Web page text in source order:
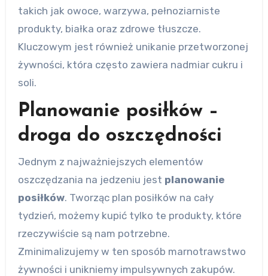
takich jak owoce, warzywa, pełnoziarniste
produkty, białka oraz zdrowe tłuszcze.
Kluczowym jest również unikanie przetworzonej
żywności, która często zawiera nadmiar cukru i
soli.
Planowanie posiłków –
droga do oszczędności
Jednym z najważniejszych elementów
oszczędzania na jedzeniu jest planowanie
posiłków. Tworząc plan posiłków na cały
tydzień, możemy kupić tylko te produkty, które
rzeczywiście są nam potrzebne.
Zminimalizujemy w ten sposób marnotrawstwo
żywności i unikniemy impulsywnych zakupów.